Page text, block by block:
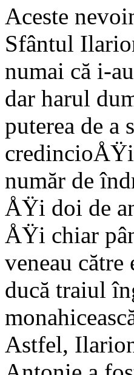
Aceste
Sfântul
numai că i-
dar harul
puterea de a
număr de
ÅŸi doi de
ÅŸi chiar
veneau
ducă traiul
Astfel,